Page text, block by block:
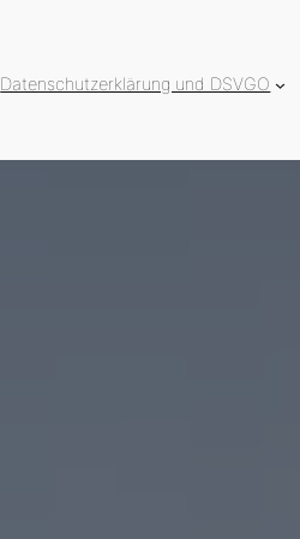
Datenschutzerklärung und DSVGO